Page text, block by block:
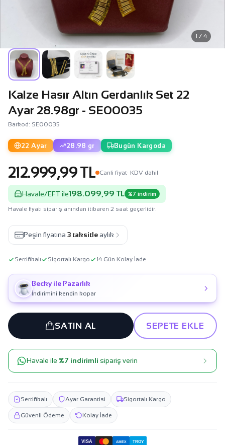
1 / 4
Kalze Hasır Altın Gerdanlık Set 22
Ayar 28.98gr - SE00035
Barkod: SE00035
22 Ayar 28.98 gr Bugün Kargoda
212.999,99 TL Canli fiyat· KDV dahil
Havale/EFT ile198.099,99 TL %7 indirim
Havale fiyatı sipariş anından itibaren 2 saat geçerlidir.
Peşin fiyatına 3 taksitle aylık
Sertifikalı Sigortalı Kargo 14 Gün Kolay İade
Becky ile Pazarlık
İndirimini kendin kopar
SATIN AL SEPETE EKLE
Havale ile %7 indirimli sipariş verin
Sertifikalı Ayar Garantisi Sigortalı Kargo
Güvenli Ödeme Kolay İade
VISA AMEX TROY